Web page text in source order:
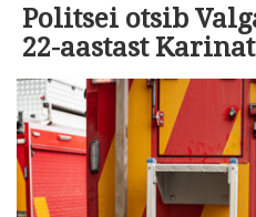
Politsei otsib
22-aastast Karinat